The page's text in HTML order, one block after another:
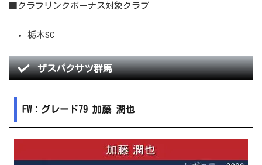
■クラブリンクボーナス対象クラブ
栃木SC
ザスパクサツ群馬
FW：グレード79 加藤 潤也